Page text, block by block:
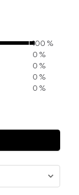
100 %
0 %
0 %
0 %
0 %